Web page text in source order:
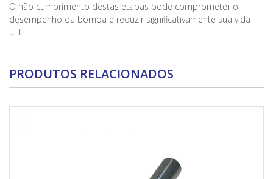
O não cumprimento destas etapas pode comprometer o
desempenho da bomba e reduzir significativamente sua vida
útil.
PRODUTOS RELACIONADOS